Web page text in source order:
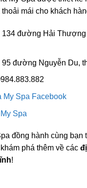
mái cho khách
134 đường Hải Thượng
95 đường Nguyễn Du,
My Spa Facebook
Spa
đồng hành cùng bạn
phá thêm về các
!